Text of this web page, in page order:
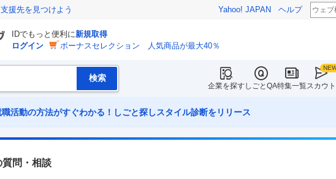
援先を見つけよう Yahoo! JAPAN ヘルプ
IDでもっと便利に新規取得
ログイン
ボーナスセレクション 人気商品が最大40％
企業を探すしごとQA特集一覧スカウト
活動の方法がすぐわかる！しごと探しスタイル診断をリリース
質問・相談